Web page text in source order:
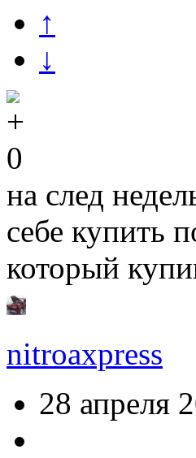
↑
↓
0
на след
себе купить
который
nitroaxpress
28 апреля